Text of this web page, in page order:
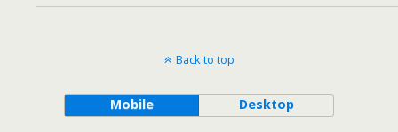
Back to top
Mobile Desktop